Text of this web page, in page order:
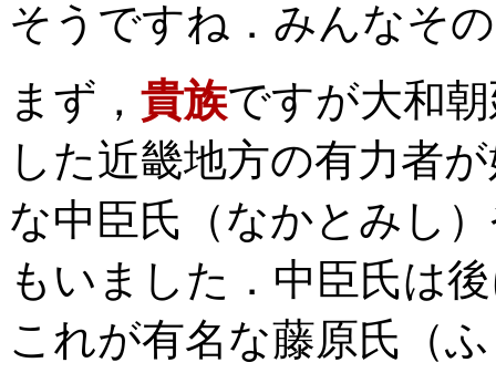
そうですね．みんなそ
まず， 貴族ですが大和
した近畿地方の有力者
な中臣氏（なかとみし
もいました．中臣氏は
これが有名な藤原氏（